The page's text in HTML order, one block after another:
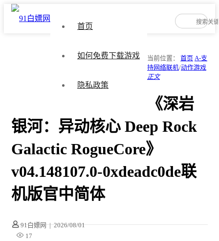
首页
如何免费下载游戏
隐私政策
当前位置： 首页 A-支
持网络联机/动作游戏
正文
《深岩
银河：异动核心 Deep Rock
Galactic RogueCore》
v04.148107.0-0xdeadc0de联
机版官中简体
91白嫖网 | 2026/08/01
17